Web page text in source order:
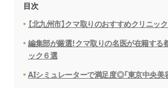
目次
【北九州市】クマ取りのおすすめクリニッ
編集部が厳選！クマ取りの名医が在籍する
ック６選
AIシミュレーターで満足度◎「東京中央美